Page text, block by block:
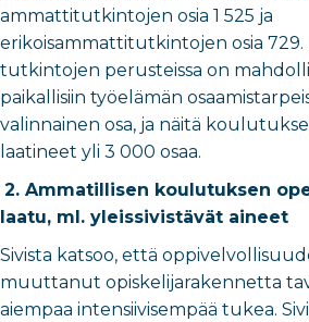
ammattitutkintojen osia 1 525 ja
erikoisammattitutkintojen osia 729.
tutkintojen perusteissa on
paikallisiin työelämän
valinnainen osa, ja näitä
laatineet yli 3 000 osaa.
2. Ammatillisen koulutuksen
laatu, ml. yleissivistävät aineet
Sivista katsoo, että
muuttanut opiskelijarakennetta
aiempaa intensiivisempää tukea.